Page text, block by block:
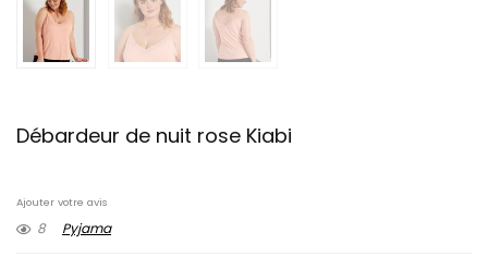
Débardeur de nuit rose Kiabi
Ajouter votre avis
8 Pyjama